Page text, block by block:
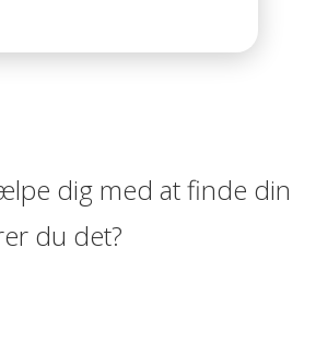
dig med at finde din
du det?